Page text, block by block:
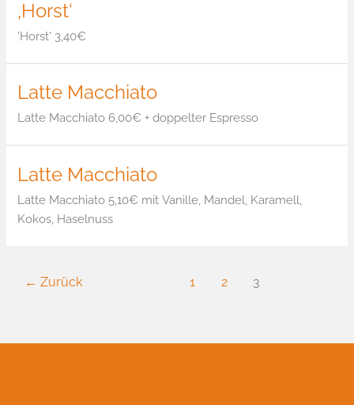
‚Horst‘
'Horst' 3,40€
Latte Macchiato
Latte Macchiato 6,00€ + doppelter Espresso
Latte Macchiato
Latte Macchiato 5,10€ mit Vanille, Mandel, Karamell,
Kokos, Haselnuss
← Zurück 1 2 3